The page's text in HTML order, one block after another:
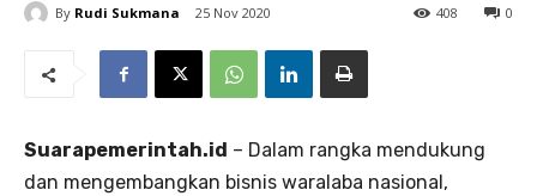
By Rudi Sukmana 25 Nov 2020 0
408
Suarapemerintah.id – Dalam rangka mendukung
dan mengembangkan bisnis waralaba nasional,